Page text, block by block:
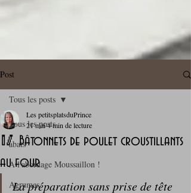
Post
Tous les posts
abats
A l'abordage Moussaillon !
Agrumes
Tous les posts
🥢 Bâtonnets de poulet croustillants
au four
Les petitsplatsduPrince
21 mai4 min de lecture
La préparation sans prise de tête